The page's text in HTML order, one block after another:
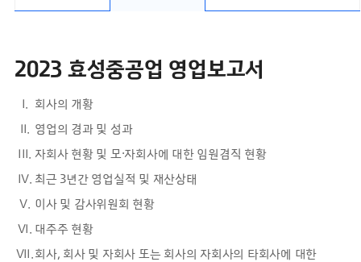
2023 효성중공업 영업보고서
회사의 개황
영업의 경과 및 성과
자회사 현황 및 모·자회사에 대한 임원겸직 현황
최근 3년간 영업실적 및 재산상태
이사 및 감사위원회 현황
대주주 현황
회사, 회사 및 자회사 또는 회사의 자회사의 타회사에 대한